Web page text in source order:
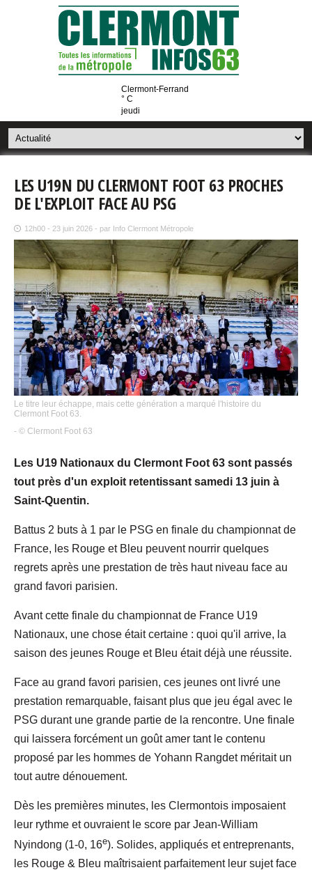
Clermont-Ferrand
° C
jeudi
LES U19N DU CLERMONT FOOT 63 PROCHES
DE L'EXPLOIT FACE AU PSG
12h00 - 23 juin 2026 - par Info Clermont Métropole
Le titre leur échappe, mais cette génération a marqué l'histoire du
Clermont Foot 63.
- © Clermont Foot 63
Les U19 Nationaux du Clermont Foot 63 sont passés
tout près d'un exploit retentissant samedi 13 juin à
Saint-Quentin.
Battus 2 buts à 1 par le PSG en finale du championnat de
France, les Rouge et Bleu peuvent nourrir quelques
regrets après une prestation de très haut niveau face au
grand favori parisien.
Avant cette finale du championnat de France U19
Nationaux, une chose était certaine : quoi qu'il arrive, la
saison des jeunes Rouge et Bleu était déjà une réussite.
Face au grand favori parisien, ces jeunes ont livré une
prestation remarquable, faisant plus que jeu égal avec le
PSG durant une grande partie de la rencontre. Une finale
qui laissera forcément un goût amer tant le contenu
proposé par les hommes de Yohann Rangdet méritait un
tout autre dénouement.
Dès les premières minutes, les Clermontois imposaient
leur rythme et ouvraient le score par Jean-William
Nyindong (1-0, 16e). Solides, appliqués et entreprenants,
les Rouge & Bleu maîtrisaient parfaitement leur sujet face